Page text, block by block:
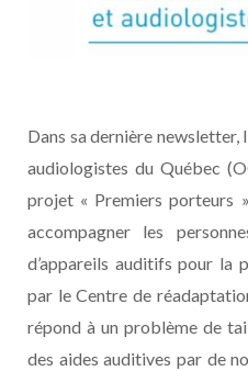
Dans sa dernière
audiologistes du Québec
projet « Premiers porteurs
accompagner les
d’appareils auditifs pour la
par le Centre de
répond à un problème de
des aides auditives par de